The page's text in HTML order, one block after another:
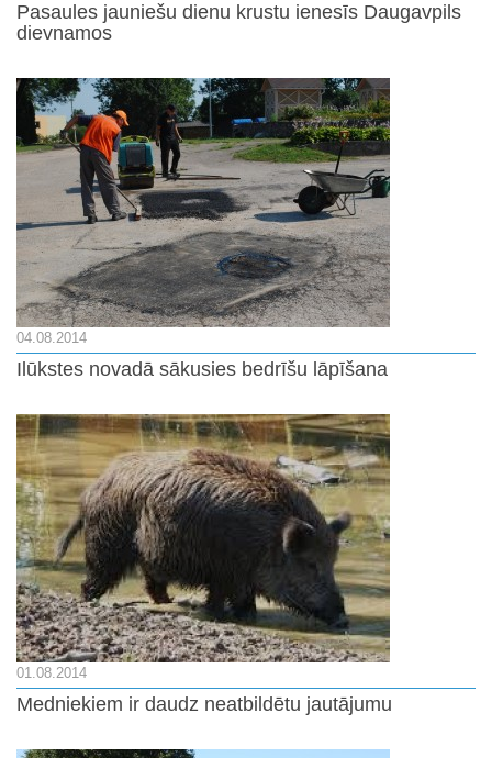
Pasaules jauniešu dienu krustu ienesīs Daugavpils
dievnamos
04.08.2014
Ilūkstes novadā sākusies bedrīšu lāpīšana
01.08.2014
Medniekiem ir daudz neatbildētu jautājumu